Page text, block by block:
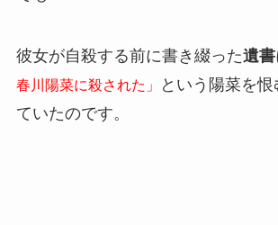
彼女が自殺する前に書き綴った遺書
春川陽菜に殺された」
という陽菜を恨
ていたのです。